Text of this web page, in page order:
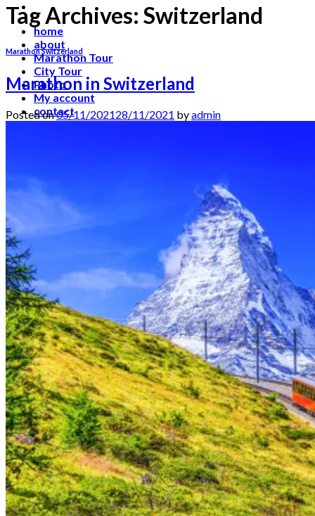
home
about
Marathon Tour
City Tour
Photo
My account
contact
0
ตะกร้าสินค้า
ไม่มีสินค้าในตะกร้า
Tag Archives: Switzerland
Marathon Switzerland
Marathon in Switzerland
Posted on05/11/202128/11/2021 byadmin